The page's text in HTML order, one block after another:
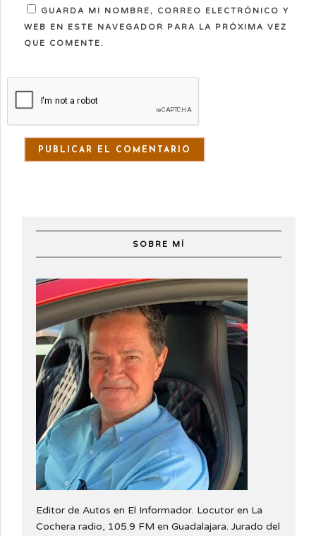
GUARDA MI NOMBRE, CORREO ELECTRÓNICO Y
WEB EN ESTE NAVEGADOR PARA LA PRÓXIMA VEZ
QUE COMENTE.
SOBRE MÍ
Editor de Autos en El Informador. Locutor en La
Cochera radio, 105.9 FM en Guadalajara. Jurado del